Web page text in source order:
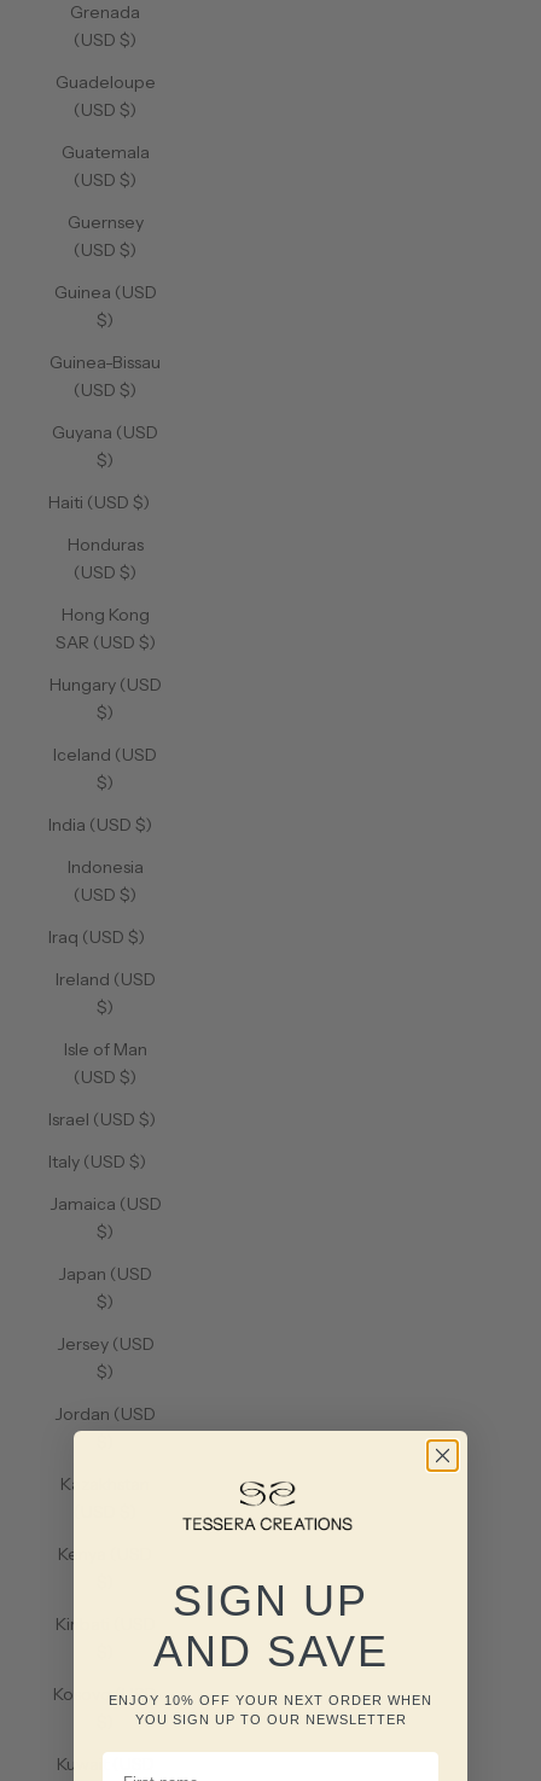
Grenada
(USD $)
Guadeloupe
(USD $)
Guatemala
(USD $)
Guernsey
(USD $)
Guinea (USD
$)
Guinea-Bissau
(USD $)
Guyana (USD
$)
Haiti (USD $)
Honduras
(USD $)
Hong Kong
SAR (USD $)
Hungary (USD
$)
Iceland (USD
$)
India (USD $)
Indonesia
(USD $)
Iraq (USD $)
Ireland (USD
$)
Isle of Man
(USD $)
Israel (USD $)
Italy (USD $)
Jamaica (USD
$)
Japan (USD
$)
Jersey (USD
$)
Jordan (USD
Kazakhstan
Kenya (USD
Kiribati (USD
Kosovo (USD
Kuwait (USD
SIGN UP
AND SAVE
ENJOY 10% OFF YOUR NEXT ORDER WHEN
YOU SIGN UP TO OUR NEWSLETTER
FIRST NAME